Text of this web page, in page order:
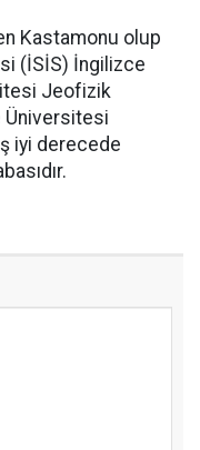
Kastamonu olup
(İSİS) İngilizce
Jeofizik
Üniversitesi
iyi derecede